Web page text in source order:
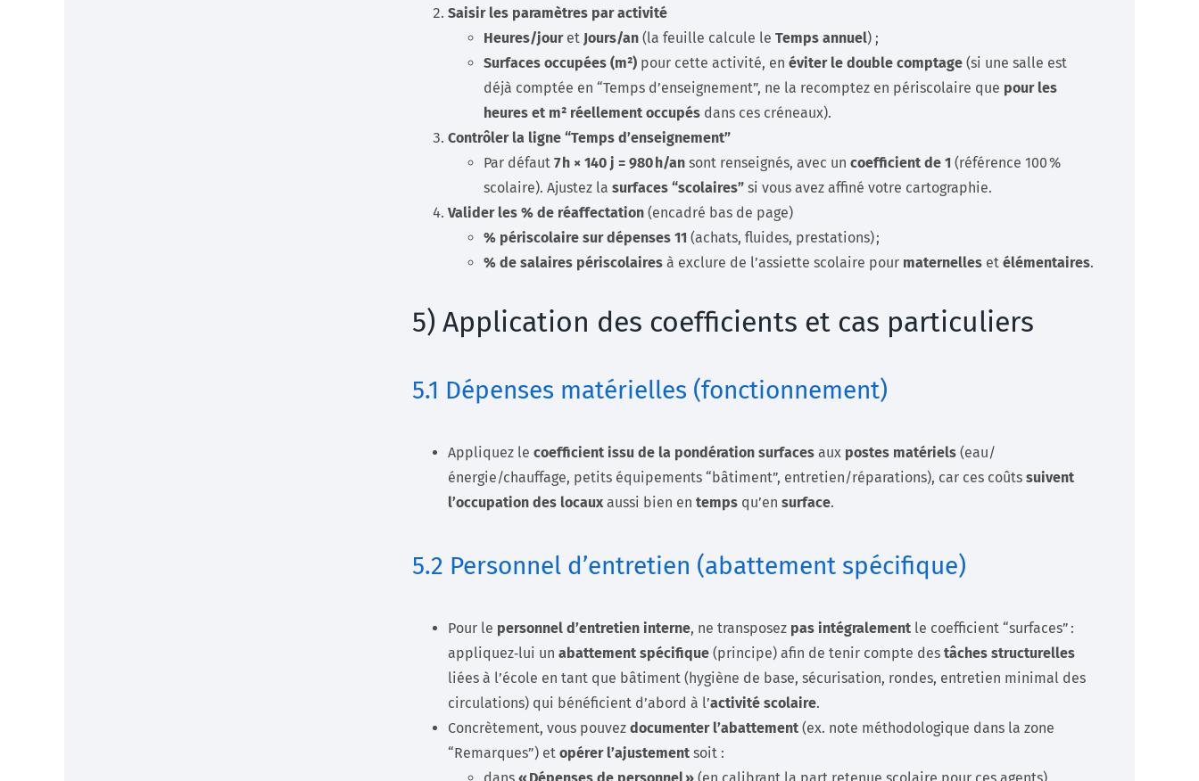
Saisir les paramètres par activité
Heures/jouret Jours/an (la feuille calcule le Temps annuel) ;
Surfaces occupées (m²) pour cette activité, en éviter le double comptage (si une salle est
déjà comptée en “Temps d’enseignement”, ne la recomptez en périscolaire que pour les
heures et m² réellement occupés dans ces créneaux).
Contrôler la ligne “Temps d’enseignement”
Par défaut 7 h × 140 j = 980 h/an sont renseignés, avec un coefficient de 1 (référence 100 %
scolaire). Ajustez la surfaces “scolaires” si vous avez affiné votre cartographie.
Valider les % de réaffectation (encadré bas de page)
% périscolaire sur dépenses 11 (achats, fluides, prestations) ;
% de salaires périscolaires à exclure de l’assiette scolaire pour maternelles et élémentaires.
5) Application des coefficients et cas particuliers
5.1 Dépenses matérielles (fonctionnement)
Appliquez le coefficient issu de la pondération surfaces aux postes matériels (eau/
énergie/chauffage, petits équipements “bâtiment”, entretien/réparations), car ces coûts suivent
l’occupation des locaux aussi bien en temps qu’en surface.
5.2 Personnel d’entretien (abattement spécifique)
Pour le personnel d’entretien interne, ne transposez pas intégralement le coefficient “surfaces” :
appliquez‑lui un abattement spécifique (principe) afin de tenir compte des tâches structurelles
liées à l’école en tant que bâtiment (hygiène de base, sécurisation, rondes, entretien minimal des
circulations) qui bénéficient d’abord à l’activité scolaire.
Concrètement, vous pouvez documenter l’abattement (ex. note méthodologique dans la zone
“Remarques”) et opérer l’ajustement soit :